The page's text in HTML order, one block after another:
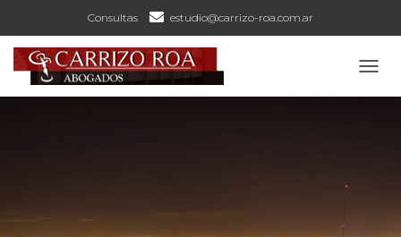
Consultas estudio@carrizo-roa.com.ar
A